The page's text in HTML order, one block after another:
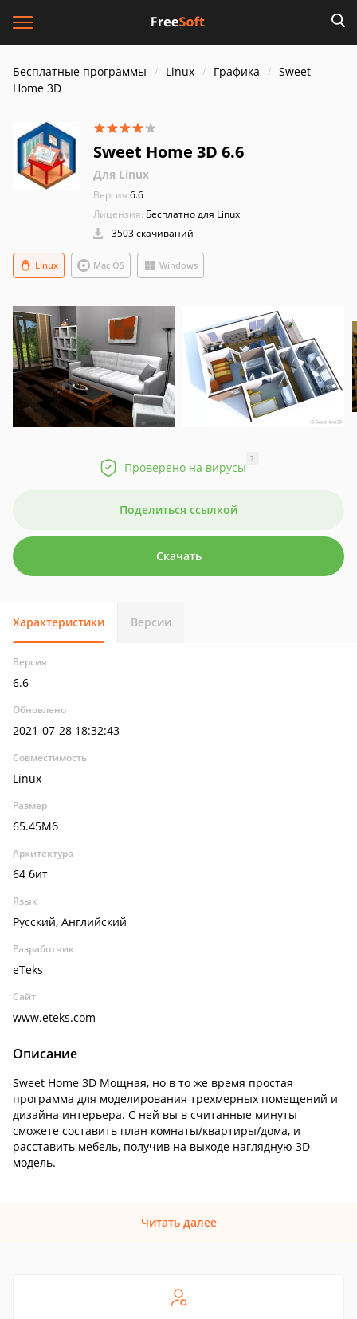
Бесплатные программы Linux Графика
Sweet
Home 3D
Sweet Home 3D 6.6
Для Linux
Версия:6.6
Лицензия: Бесплатно для Linux
3503 скачиваний
Mac OS
Linux Windows
Проверено на вирусы
?
Поделиться ссылкой
Скачать
Характеристики Версии
Версия
6.6
Обновлено
2021-07-28 18:32:43
Совместимость
Linux
Размер
65.45Мб
Архитектура
64 бит
Язык
Русский, Английский
Разработчик
eTeks
Сайт
www.eteks.com
Описание
Sweet Home 3D Мощная, но в то же время простая
программа для моделирования трехмерных помещений и
дизайна интерьера. С ней вы в считанные минуты
сможете составить план комнаты/квартиры/дома, и
расставить мебель, получив на выходе наглядную 3D-
модель.
Читать далее